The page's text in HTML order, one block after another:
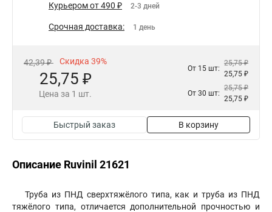
Курьером от 490 ₽ 2-3 дней
Срочная доставка: 1 день
42,39 ₽ Скидка 39%
25,75 ₽
Цена за 1 шт.
От 15 шт:
25,75 ₽
25,75 ₽
От 30 шт:
25,75 ₽
25,75 ₽
Быстрый заказ В корзину
Описание Ruvinil 21621
Труба из ПНД сверхтяжёлого типа, как и труба из ПНД
тяжёлого типа, отличается дополнительной прочностью и